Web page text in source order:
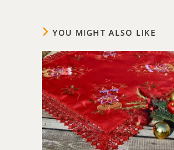
YOU MIGHT ALSO LIKE